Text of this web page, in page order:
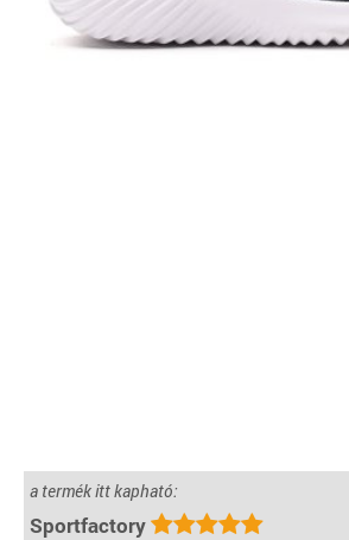
a termék itt kapható:
Sportfactory